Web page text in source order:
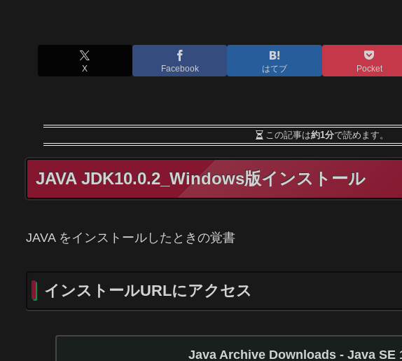
X Facebook はてブ Pocket
この記事は約1分で読めます。
JAVA JDK10.0.2_Windows版インストール
JAVA をインストールしたときの覚書
インストールURLにアクセス
Java Archive Downloads - Java SE